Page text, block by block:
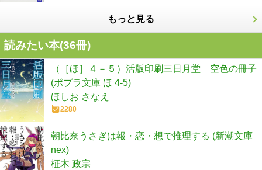
もっと見る
読みたい本(36冊)
（［ほ］４－５）活版印刷三日月堂 空色の冊子
(ポプラ文庫 ほ 4-5)
ほしお さなえ
2280
朝比奈うさぎは報・恋・想で推理する (新潮文庫
nex)
柾木 政宗